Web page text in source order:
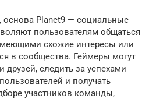
основа Planet9 — социальные
пользователям общаться
схожие интересы или
в сообщества. Геймеры могут
друзей, следить за успехами
и получать
участников команды,